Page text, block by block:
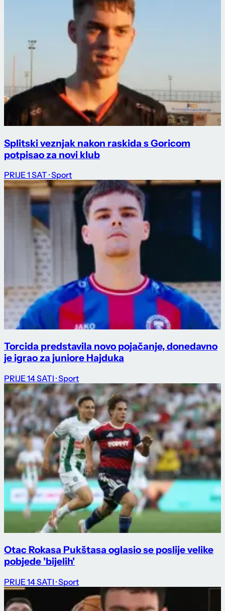
Splitski veznjak nakon raskida s Goricom
potpisao za novi klub
PRIJE 1 SAT · Sport
Torcida predstavila novo pojačanje, donedavno
je igrao za juniore Hajduka
PRIJE 14 SATI · Sport
Otac Rokasa Pukštasa oglasio se poslije velike
pobjede 'bijelih'
PRIJE 14 SATI · Sport